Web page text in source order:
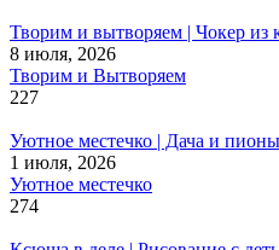
Творим и вытворяем | Чокер из
8 июля, 2026
Творим и Вытворяем
227
Уютное местечко | Дача и пионы
1 июля, 2026
Уютное местечко
274